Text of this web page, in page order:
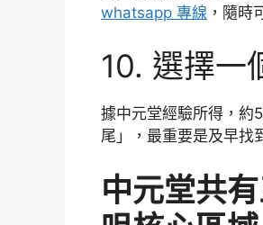
whatsapp 專線 ，隨時
10. 選擇一
據中元堂經驗所得，約
尾」，最重要是及早找
中元堂共